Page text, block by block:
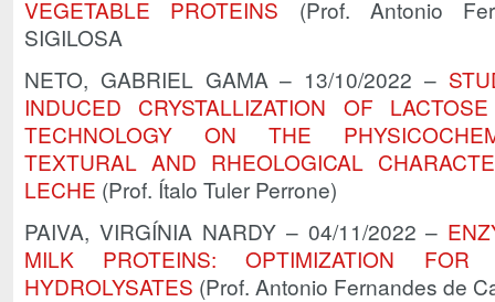
VEGETABLE PROTEINS (Prof. Antonio
SIGILOSA
NETO, GABRIEL GAMA – 13/10/2022 –
INDUCED CRYSTALLIZATION OF
TECHNOLOGY ON THE
TEXTURAL AND RHEOLOGICAL
LECHE (Prof. Ítalo Tuler Perrone)
PAIVA, VIRGÍNIA NARDY – 04/11/2022 –
MILK PROTEINS: OPTIMIZATION FOR
HYDROLYSATES (Prof. Antonio Fernandes de